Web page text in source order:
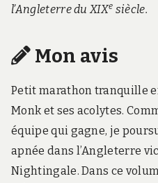
l’Angleterre du XIXe siècle.
Mon avis
Petit marathon tranquille
Monk et ses acolytes.
équipe qui gagne, je
apnée dans l’Angleterre
Nightingale. Dans ce